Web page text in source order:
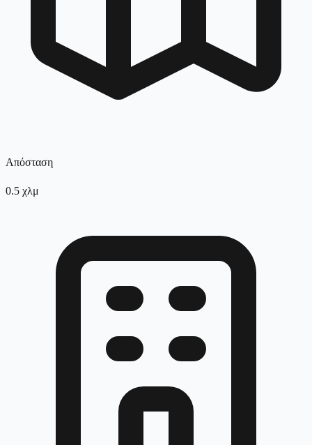
Απόσταση
0.5 χλμ